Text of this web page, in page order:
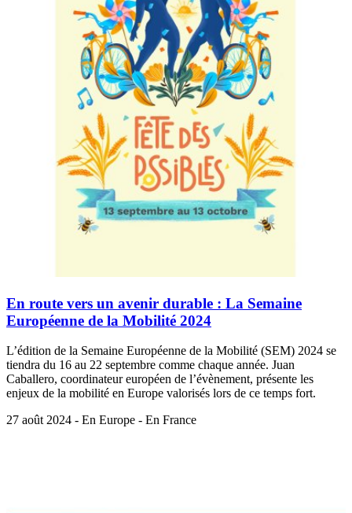
En route vers un avenir durable : La Semaine
Européenne de la Mobilité 2024
L’édition de la Semaine Européenne de la Mobilité (SEM) 2024 se
tiendra du 16 au 22 septembre comme chaque année. Juan
Caballero, coordinateur européen de l’évènement, présente les
enjeux de la mobilité en Europe valorisés lors de ce temps fort.
27 août 2024 - En Europe - En France